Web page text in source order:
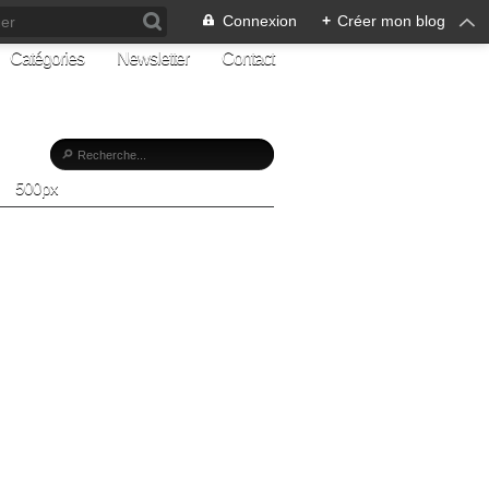
Connexion + Créer mon blog
Catégories Newsletter Contact
500px